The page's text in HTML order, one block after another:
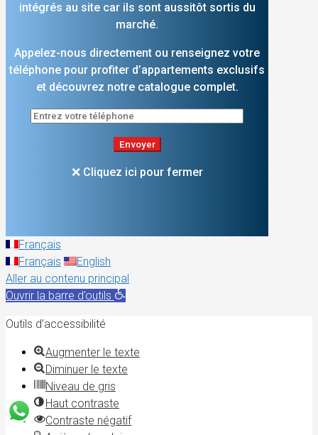
intégrés au site car ils sont aussitôt sortis du
marché.
Appelez-nous directement ou renseignez votre
téléphone pour profiter d’appartements exclusifs
et découvrez notre catalogue complet.
❌ Cliquez ici pour fermer
Français
Français
English
Aller au contenu principal
Ouvrir la barre d’outils
Outils d’accessibilité
Augmenter le texte
Diminuer le texte
Niveau de gris
Haut contraste
Contraste négatif